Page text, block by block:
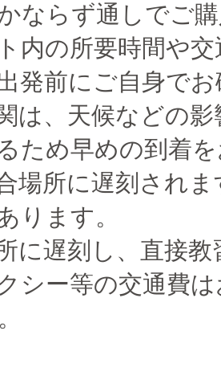
ならず通しでご
内の所要時間や
発前にご自身で
は、天候などの
ため早めの到着
場所に遅刻され
ります。
に遅刻し、直接
シー等の交通費